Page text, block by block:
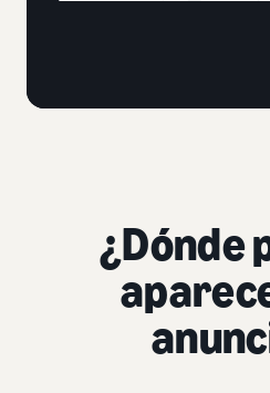
¿Dónde